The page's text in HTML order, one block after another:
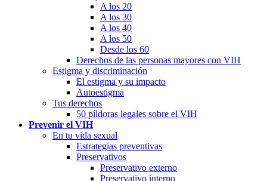
A los 20
A los 30
A los 40
A los 50
Desde los 60
Derechos de las personas mayores con VIH
Estigma y discriminación
El estigma y su impacto
Autoestigma
Tus derechos
50 píldoras legales sobre el VIH
Prevenir el VIH
En tu vida sexual
Estrategias preventivas
Preservativos
Preservativo externo
Preservativo interno